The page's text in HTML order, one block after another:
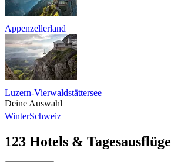
Appenzellerland
Luzern-Vierwaldstättersee
Deine Auswahl
WinterSchweiz
123 Hotels & Tagesausflüge